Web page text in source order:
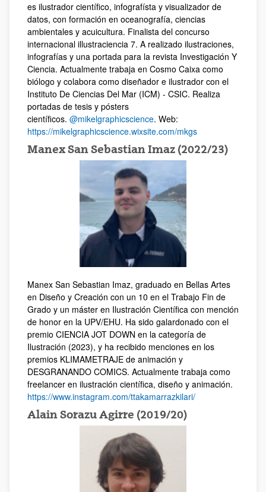
es ilustrador científico, infografísta y visualizador de
datos, con formación en oceanografía, ciencias
ambientales y acuicultura. Finalista del concurso
internacional illustraciencia 7. A realizado ilustraciones,
infografías y una portada para la revista Investigación Y
Ciencia. Actualmente trabaja en Cosmo Caixa como
biólogo y colabora como diseñador e ilustrador con el
Instituto De Ciencias Del Mar (ICM) - CSIC. Realiza
portadas de tesis y pósters
científicos. @mikelgraphicscience. Web:
https://mikelgraphicscience.wixsite.com/mkgs
Manex San Sebastian Imaz (2022/23)
Manex San Sebastian Imaz, graduado en Bellas Artes
en Diseño y Creación con un 10 en el Trabajo Fin de
Grado y un máster en Ilustración Científica con mención
de honor en la UPV/EHU. Ha sido galardonado con el
premio CIENCIA JOT DOWN en la categoría de
Ilustración (2023), y ha recibido menciones en los
premios KLIMAMETRAJE de animación y
DESGRANANDO COMICS. Actualmente trabaja como
freelancer en ilustración científica, diseño y animación.
https://www.instagram.com/ttakamarrazkilari/
Alain Sorazu Agirre (2019/20)